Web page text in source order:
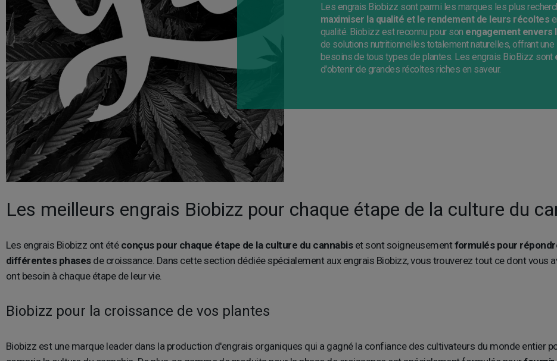
Les engrais Biobizz sont parmi les marques les plus
maximiser la qualité et le rendement de leurs récoltes
qualité. Biobizz est reconnu pour son engagement envers
de solutions nutritionnelles totalement naturelles, offrant
besoins de tous types de plantes. Les engrais BioBizz sont
d'obtenir de grandes récoltes riches en saveur.
Les meilleurs engrais Biobizz pour chaque étape de la culture du
Les engrais Biobizz ont été conçus pour chaque étape de la culture du cannabiset sont soigneusementformulés pour
différentes phasesde croissance. Dans cette section dédiée spécialement aux engrais Biobizz, vous trouverez tout ce dont vous
ont besoin à chaque étape de leur vie.
Biobizz pour la croissance de vos plantes
Biobizz est une marque leader dans la production d'engrais organiques qui a gagné la confiance des cultivateurs du monde entier